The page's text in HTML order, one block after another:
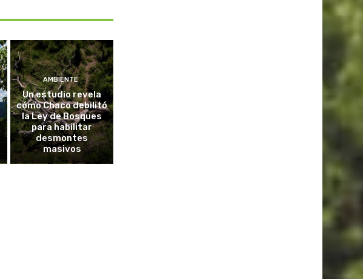
AMBIENTE
Un estudio revela
cómo Chaco debilitó
la Ley de Bosques
para habilitar
desmontes
masivos